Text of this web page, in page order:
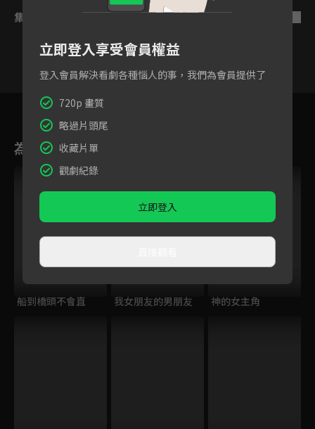
集數列表
4
為您推薦
船到橋頭不會直 我女朋友的男朋友 神的女主角
立即登入享受會員權益
登入會員解決看劇各種惱人的事，我們為會員提供了
720p 畫質
略過片頭尾
收藏片單
觀劇紀錄
立即登入